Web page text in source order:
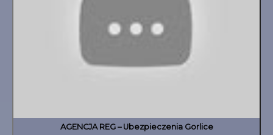
AGENCJA REG – Ubezpieczenia Gorlice